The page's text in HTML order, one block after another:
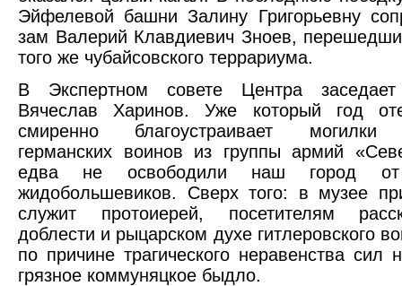
Эйфелевой башни Залину Григорьевну
зам Валерий Клавдиевич Зноев,
того же чубайсовского террариума.
В Экспертном совете Центра заседает
Вячеслав Харинов. Уже который год
смиренно благоустраивает могилки
германских воинов из группы армий
едва не освободили наш город от
жидобольшевиков. Сверх того: в музее
служит протоиерей, посетителям
доблести и рыцарском духе гитлеровского
по причине трагического неравенства сил
грязное коммуняцкое быдло.